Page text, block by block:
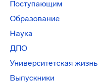
Поступающим
Образование
Наука
ДПО
Университетская жизнь
Выпускники